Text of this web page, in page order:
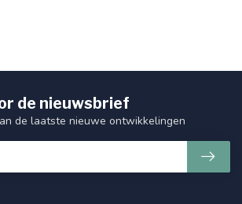
de nieuwsbrief
de laatste nieuwe ontwikkelingen